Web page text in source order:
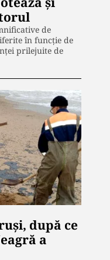
de
în funcție de
prilejuite de
după ce
a